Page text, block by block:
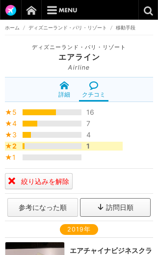
ホーム / ディズニーランド・パリ・リゾート / 移動手段
ディズニーランド・パリ・リゾート
エアライン
Airline
詳細 クチコミ
★5
16
★4
7
★3
4
★2
1
★1
絞り込みを解除
参考になった順 訪問日順
2019年
エアチャイナビジネスクラ